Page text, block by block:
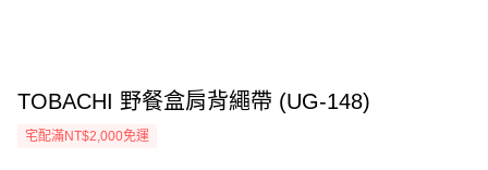
TOBACHI 野餐盒肩背繩帶 (UG-148)
宅配滿NT$2,000免運